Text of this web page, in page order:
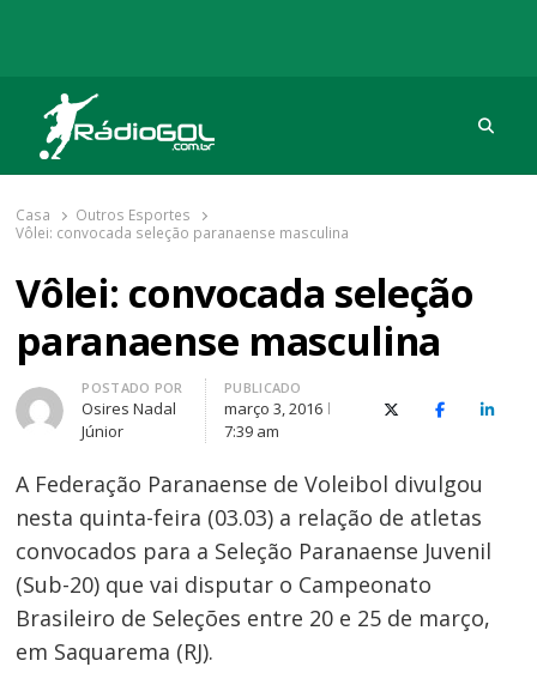
Rádio Gol
Há mais de 20 anos com as melhores coberturas
Casa
Outros Esportes
Vôlei: convocada seleção paranaense masculina
Vôlei: convocada seleção
paranaense masculina
Autor
POSTADO POR
Osires Nadal
Júnior
PUBLICADO
março 3, 2016
7:39 am
X (Twitter)Facebook
O
A Federação Paranaense de Voleibol divulgou
nesta quinta-feira (03.03) a relação de atletas
convocados para a Seleção Paranaense Juvenil
(Sub-20) que vai disputar o Campeonato
Brasileiro de Seleções entre 20 e 25 de março,
em Saquarema (RJ).